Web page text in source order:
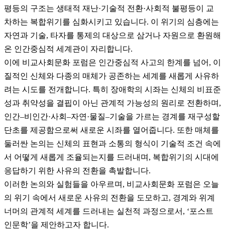
평등의 구조는 생태적 재난·기술적 전환·사회적 불평등이 교
차하는 복합위기를 심화시키고 있습니다. 이 위기의 심층에는
자연과 기술, 타자를 통제의 대상으로 삼거나 자원으로 환원해
온 인간중심적 세계관이 자리합니다.
이에 비교사회문화 포럼은 인간중심적 사고의 한계를 넘어, 이
질적인 신체와 다종의 매체가 공존하는 세계를 새롭게 사유하
려는 시도를 전개합니다. 특히 장애학의 시좌는 신체의 비표준
성과 취약성을 결핍이 아닌 관계적 가능성의 원리로 전환하며,
인간–비인간·사회–자연·물질–기술을 가르는 경계를 재구성할
단초를 제공함으로써 새로운 시좌를 열어줍니다. 또한 매체를
둘러싼 논의는 신체의 표현과 소통의 형식이 기술적 조건 속에
서 어떻게 새롭게 조율되는지를 드러내며, 복합위기의 시대에
응답하기 위한 사유의 전환을 촉발합니다.
이러한 논의와 실험들을 아우르며, 비교사회문화 포럼은 오늘
의 위기 속에서 새로운 사유의 전환을 도모하고, 경계와 위계
너머의 관계적 세계를 드러내는 실천적 과정으로서, ‘포스트
인문학’을 제안하고자 합니다.